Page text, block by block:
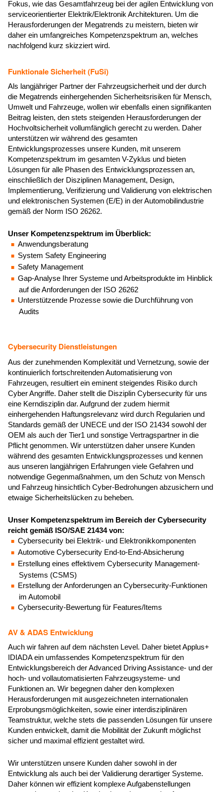
Fokus, wie das Gesamtfahrzeug bei der agilen Entwicklung von
serviceorientierter Elektrik/Elektronik Architekturen. Um die
Herausforderungen der Megatrends zu meistern, bieten wir
daher ein umfangreiches Kompetenzspektrum an, welches
nachfolgend kurz skizziert wird.
Funktionale Sicherheit (FuSi)
Als langjähriger Partner der Fahrzeugsicherheit und der durch
die Megatrends einhergehenden Sicherheitsrisiken für Mensch,
Umwelt und Fahrzeuge, wollen wir ebenfalls einen signifikanten
Beitrag leisten, den stets steigenden Herausforderungen der
Hochvoltsicherheit vollumfänglich gerecht zu werden. Daher
unterstützen wir während des gesamten
Entwicklungsprozesses unsere Kunden, mit unserem
Kompetenzspektrum im gesamten V-Zyklus und bieten
Lösungen für alle Phasen des Entwicklungsprozessen an,
einschließlich der Disziplinen Management, Design,
Implementierung, Verifizierung und Validierung von elektrischen
und elektronischen Systemen (E/E) in der Automobilindustrie
gemäß der Norm ISO 26262.
Unser Kompetenzspektrum im Überblick:
Anwendungsberatung
System Safety Engineering
Safety Management
Gap-Analyse Ihrer Systeme und Arbeitsprodukte im Hinblick
auf die Anforderungen der ISO 26262
Unterstützende Prozesse sowie die Durchführung von
Audits
Cybersecurity Dienstleistungen
Aus der zunehmenden Komplexität und Vernetzung, sowie der
kontinuierlich fortschreitenden Automatisierung von
Fahrzeugen, resultiert ein eminent steigendes Risiko durch
Cyber Angriffe. Daher stellt die Disziplin Cybersecurity für uns
eine Kerndisziplin dar. Aufgrund der zudem hiermit
einhergehenden Haftungsrelevanz wird durch Regularien und
Standards gemäß der UNECE und der ISO 21434 sowohl der
OEM als auch der Tier1 und sonstige Vertragspartner in die
Pflicht genommen. Wir unterstützen daher unsere Kunden
während des gesamten Entwicklungsprozesses und kennen
aus unseren langjährigen Erfahrungen viele Gefahren und
notwendige Gegenmaßnahmen, um den Schutz von Mensch
und Fahrzeug hinsichtlich Cyber-Bedrohungen abzusichern und
etwaige Sicherheitslücken zu beheben.
Unser Kompetenzspektrum im Bereich der Cybersecurity
reicht gemäß ISO/SAE 21434 von:
Cybersecurity bei Elektrik- und Elektronikkomponenten
Automotive Cybersecurity End-to-End-Absicherung
Erstellung eines effektivem Cybersecurity Management-
Systems (CSMS)
Erstellung der Anforderungen an Cybersecurity-Funktionen
im Automobil
Cybersecurity-Bewertung für Features/Items​
AV & ADAS Entwicklung
Auch wir fahren auf dem nächsten Level. Daher bietet Applus+
IDIADA ein umfassendes Kompetenzspektrum für den
Entwicklungsbereich der Advanced Driving Assistance- und der
hoch- und vollautomatisierten Fahrzeugsysteme- und
Funktionen an. Wir begegnen daher den komplexen
Herausforderungen mit ausgezeichneten internationalen
Erprobungsmöglichkeiten, sowie einer interdisziplinären
Teamstruktur, welche stets die passenden Lösungen für unsere
Kunden entwickelt, damit die Mobilität der Zukunft möglichst
sicher und maximal effizient gestaltet wird.
Wir unterstützen unsere Kunden daher sowohl in der
Entwicklung als auch bei der Validierung derartiger Systeme.
Daher können wir effizient komplexe Aufgabenstellungen